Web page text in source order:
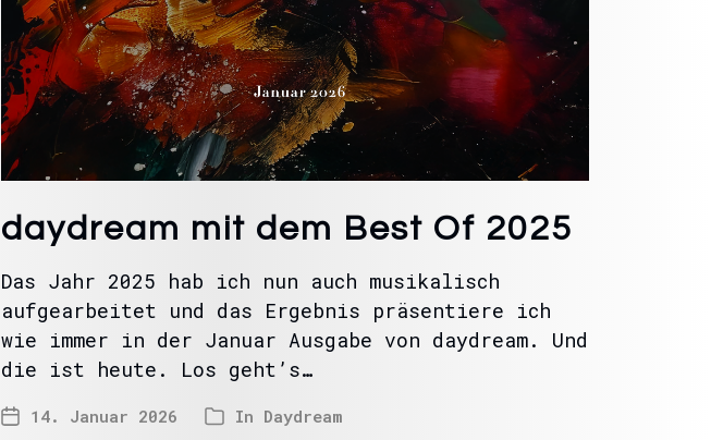
daydream mit dem Best Of 2025
Das Jahr 2025 hab ich nun auch musikalisch
aufgearbeitet und das Ergebnis präsentiere ich
wie immer in der Januar Ausgabe von daydream. Und
die ist heute. Los geht’s…
14. Januar 2026 In Daydream